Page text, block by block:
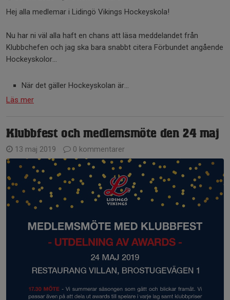
Hej alla medlemar i Lidingö Vikings Hockeyskola!
Nu har ni väl alla haft en chans att läsa meddelandet från
Klubbchefen och jag ska bara snabbt citera Förbundet angående
Hockeyskolor...
När det gäller Hockeyskolan är...
Läs mer
Klubbfest och medlemsmöte den 24 maj
13 maj 2019 0 kommentarer